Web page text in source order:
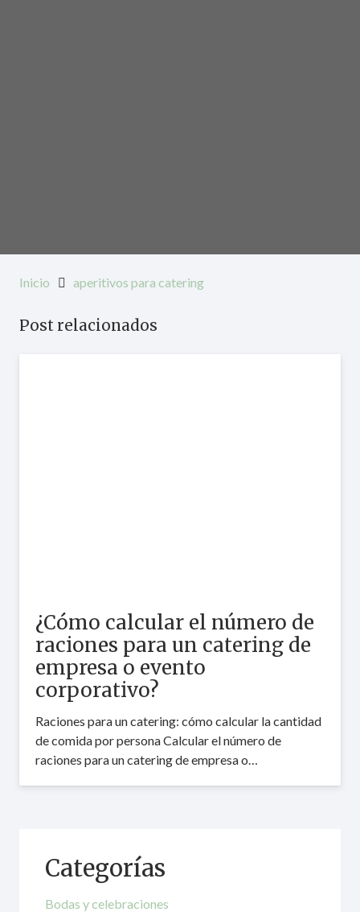
Inicio aperitivos para catering
Post relacionados
¿Cómo calcular el número de
raciones para un catering de
empresa o evento
corporativo?
Raciones para un catering: cómo calcular la cantidad
de comida por persona Calcular el número de
raciones para un catering de empresa o…
Categorías
Bodas y celebraciones